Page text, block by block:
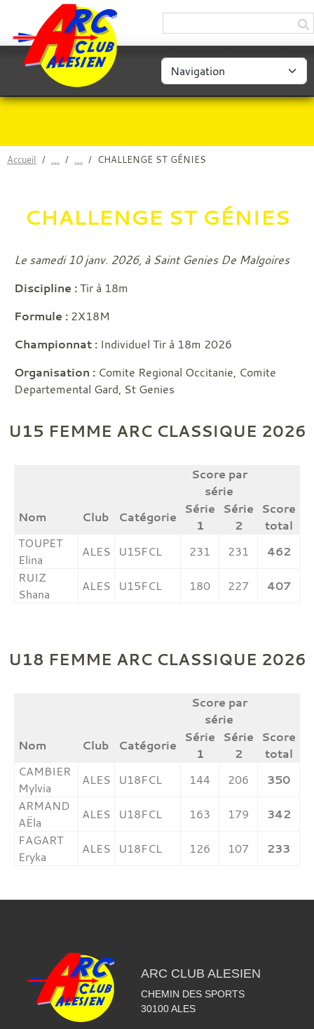
Accueil CHALLENGE ST GÉNIES
CHALLENGE ST GÉNIES
Le samedi 10 janv. 2026, à Saint Genies De Malgoires
Discipline :Tir à 18m
Formule : 2X18M
Championnat : Individuel Tir à 18m 2026
Organisation : Comite Regional Occitanie, Comite
Departemental Gard, St Genies
U15 FEMME ARC CLASSIQUE 2026
Score par
série
Nom
Club Catégorie
Série
1
Série
2
Score
total
TOUPET
Elina
ALES U15FCL 231 231
462
RUIZ
Shana
ALES U15FCL 180 227 407
U18 FEMME ARC CLASSIQUE 2026
Score par
série
Nom
Club Catégorie
Série
1
Série
2
Score
total
CAMBIER
Mylvia
ALES U18FCL 144 206
350
ARMAND
AËla
ALES U18FCL 163 179
342
FAGART
Eryka
ALES U18FCL 126 107 233
ARC CLUB ALESIEN
CHEMIN DES SPORTS
30100 ALES
Panneau de gestion des cookies